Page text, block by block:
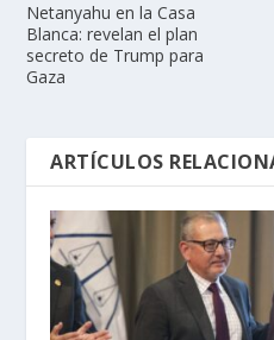
Netanyahu en la Casa
Blanca: revelan el plan
secreto de Trump para
Gaza
ARTÍCULOS